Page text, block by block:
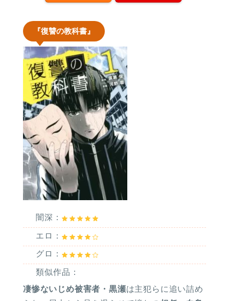
『復讐の教科書』
闇深：
エロ：
グロ：
類似作品：
凄惨ないじめ被害者・黒瀬は主犯らに追い詰め